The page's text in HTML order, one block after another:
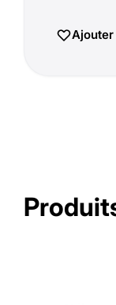
Ajouter